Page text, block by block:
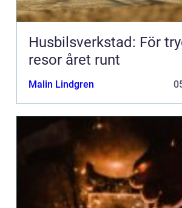
Husbilsverkstad: För
resor året runt
Malin Lindgren